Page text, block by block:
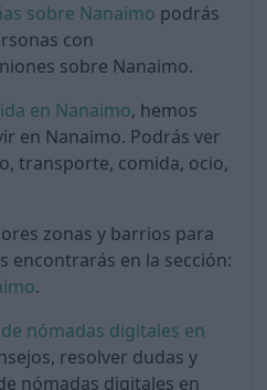
sobre Nanaimo podrás
con
sobre Nanaimo.
en Nanaimo, hemos
en Nanaimo. Podrás ver
transporte, comida, ocio,
zonas y barrios para
encontrarás en la sección:
.
nómadas digitales en
resolver dudas y
nómadas digitales en